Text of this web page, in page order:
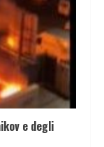
e degli